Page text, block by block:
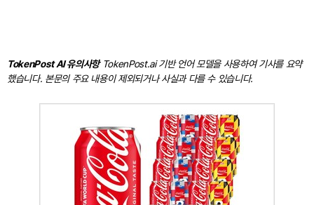
TokenPost AI 유의사항TokenPost.ai 기반 언어 모델을 사용하여 기사를 요약
했습니다. 본문의 주요 내용이 제외되거나 사실과 다를 수 있습니다.